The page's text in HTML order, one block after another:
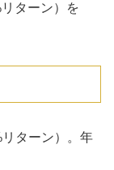
ターン）を
ターン）。年